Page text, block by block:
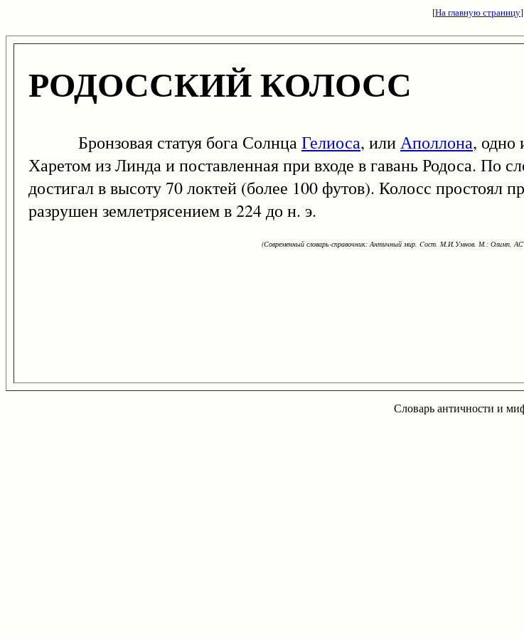
[На главную страницу]
РОДОССКИЙ КОЛОСС
Бронзовая статуя бога СолнцаГелиоса, илиАполлона, одно
Харетом из Линда и поставленная при входе в гавань Родоса. По
достигал в высоту 70 локтей (более 100 футов). Колосс простоял
разрушен землетрясением в 224 до н. э.
(Современный словарь-справочник: Античный мир. Cост. М.И.Умнов. М.: Олимп,
Словарь античности и